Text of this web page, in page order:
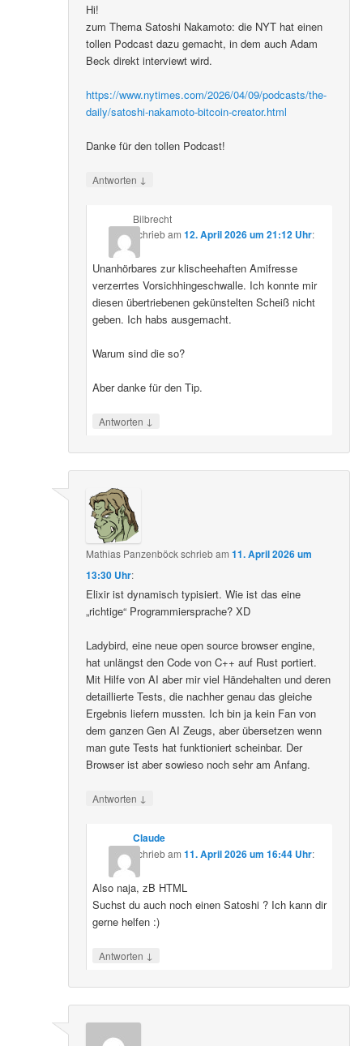
Hi!
zum Thema Satoshi Nakamoto: die NYT hat einen
tollen Podcast dazu gemacht, in dem auch Adam
Beck direkt interviewt wird.
https://www.nytimes.com/2026/04/09/podcasts/the-
daily/satoshi-nakamoto-bitcoin-creator.html
Danke für den tollen Podcast!
Antworten ↓
Bilbrecht
schriebam 12. April 2026 um 21:12 Uhr:
Unanhörbares zur klischeehaften Amifresse
verzerrtes Vorsichhingeschwalle. Ich konnte mir
diesen übertriebenen gekünstelten Scheiß nicht
geben. Ich habs ausgemacht.
Warum sind die so?
Aber danke für den Tip.
Antworten ↓
Mathias Panzenböckschriebam11. April 2026 um
13:30 Uhr:
Elixir ist dynamisch typisiert. Wie ist das eine
„richtige“ Programmiersprache? XD
Ladybird, eine neue open source browser engine,
hat unlängst den Code von C++ auf Rust portiert.
Mit Hilfe von AI aber mir viel Händehalten und deren
detaillierte Tests, die nachher genau das gleiche
Ergebnis liefern mussten. Ich bin ja kein Fan von
dem ganzen Gen AI Zeugs, aber übersetzen wenn
man gute Tests hat funktioniert scheinbar. Der
Browser ist aber sowieso noch sehr am Anfang.
Antworten ↓
Claude
schriebam 11. April 2026 um 16:44 Uhr:
Also naja, zB HTML
Suchst du auch noch einen Satoshi ? Ich kann dir
gerne helfen :)
Antworten ↓